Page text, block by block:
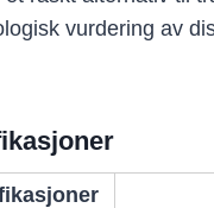
vurdering av